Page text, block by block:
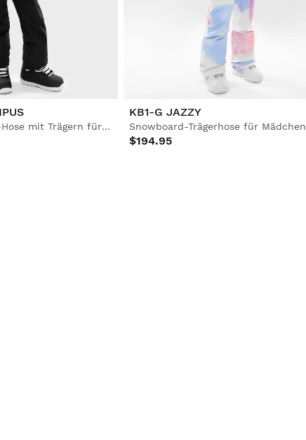
Ski- & Snowboard-Hose mit Trägern für Mädchen
KB1-G JAZZY
Snowboard-Trägerhose für Mädchen
$194.95